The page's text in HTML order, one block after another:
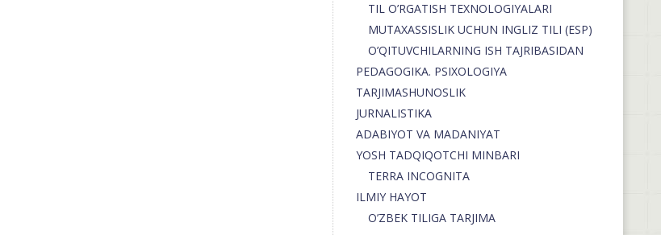
TIL O’RGATISH TEXNOLOGIYALARI
MUTAXASSISLIK UCHUN INGLIZ TILI (ESP)
O’QITUVCHILARNING ISH TAJRIBASIDAN
PEDAGOGIKA. PSIXOLOGIYA
TARJIMASHUNOSLIK
JURNALISTIKA
ADABIYOT VA MADANIYAT
YOSH TADQIQOTCHI MINBARI
TERRA INCOGNITA
ILMIY HAYOT
O’ZBEK TILIGA TARJIMA